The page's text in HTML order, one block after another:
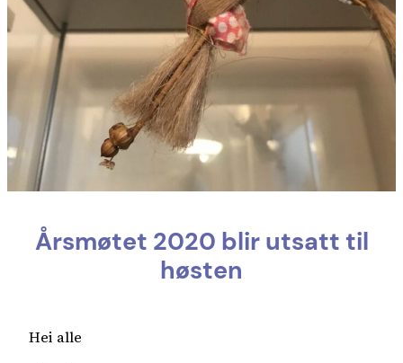
Årsmøtet 2020 blir utsatt til
høsten
Hei alle